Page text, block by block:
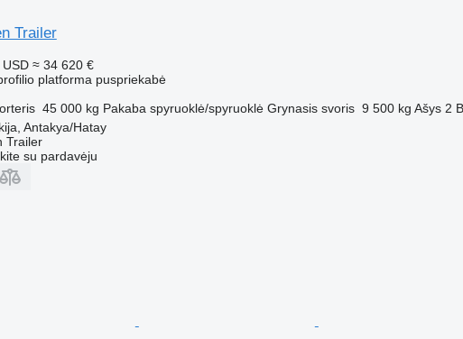
Trailer
≈ 34 620 €
platforma puspriekabė
45 000 kg Pakaba spyruoklė/spyruoklė Grynasis svoris 9 500 kg Ašys 2
Antakya/Hatay
Trailer
su pardavėju